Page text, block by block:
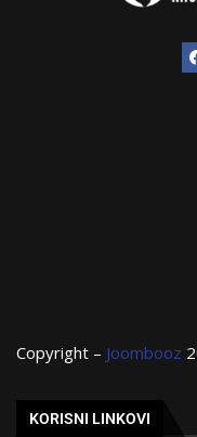
Copyright – Joombooz
KORISNI LINKOVI